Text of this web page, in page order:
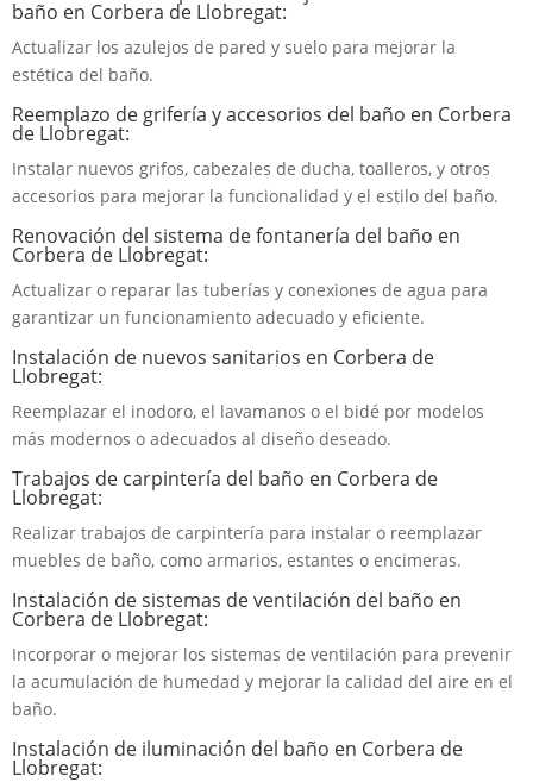
baño en Corbera de Llobregat:
Actualizar los azulejos de pared y suelo para mejorar la
estética del baño.
Reemplazo de grifería y accesorios del baño en Corbera
de Llobregat:
Instalar nuevos grifos, cabezales de ducha, toalleros, y otros
accesorios para mejorar la funcionalidad y el estilo del baño.
Renovación del sistema de fontanería del baño en
Corbera de Llobregat:
Actualizar o reparar las tuberías y conexiones de agua para
garantizar un funcionamiento adecuado y eficiente.
Instalación de nuevos sanitarios en Corbera de
Llobregat:
Reemplazar el inodoro, el lavamanos o el bidé por modelos
más modernos o adecuados al diseño deseado.
Trabajos de carpintería del baño en Corbera de
Llobregat:
Realizar trabajos de carpintería para instalar o reemplazar
muebles de baño, como armarios, estantes o encimeras.
Instalación de sistemas de ventilación del baño en
Corbera de Llobregat:
Incorporar o mejorar los sistemas de ventilación para prevenir
la acumulación de humedad y mejorar la calidad del aire en el
baño.
Instalación de iluminación del baño en Corbera de
Llobregat: